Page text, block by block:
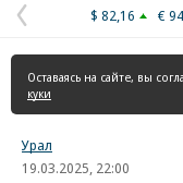
Предыдущая
страница
$ 82,16 €
Оставаясь на сайте, вы
куки
Урал
19.03.2025, 22:00